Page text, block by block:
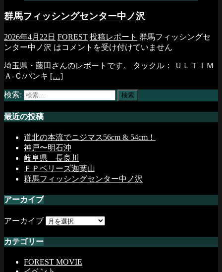
群馬フィッシングセンター中ノ沢
2026年4月22日 FOREST 投稿レポート 群馬フィッシングセ
ンター中ノ沢 はコメントを受け付けていません
埼玉県・藤田さんのレポートです。 タックル： ＵＬＴＩＭ
Ａ-Ｃ/バンキ […]
検索:
最近の投稿
道北の本流でニジマス56cm & 54cm！
神戸〜明石沖
岐阜県 長良川
ＦＰベリーズ迦葉山
群馬フィッシングセンター中ノ沢
アーカイブ
アーカイブ
カテゴリー
FOREST MOVIE